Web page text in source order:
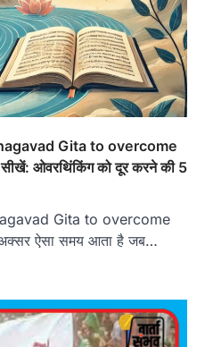
Gita to overcome
ओवरथिंकिंग को दूर करने की 5
Gita to overcome
ऐसा समय आता है जब…